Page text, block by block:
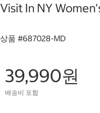
Visit In NY
상품 #687028-MD
39,990원
배송비 포함